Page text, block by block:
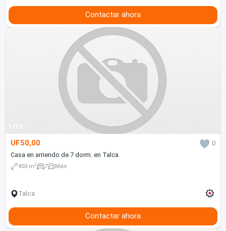
Contactar ahora
1/13
UF50,00
0
Casa en arriendo de 7 dorm. en Talca
450 m2 7 Más
Talca
Contactar ahora